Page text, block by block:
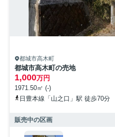
都城市高木町
都城市高木町の売地
1,000万円
1971.50㎡ (-)
日豊本線「山之口」駅 徒歩70分
販売中の区画